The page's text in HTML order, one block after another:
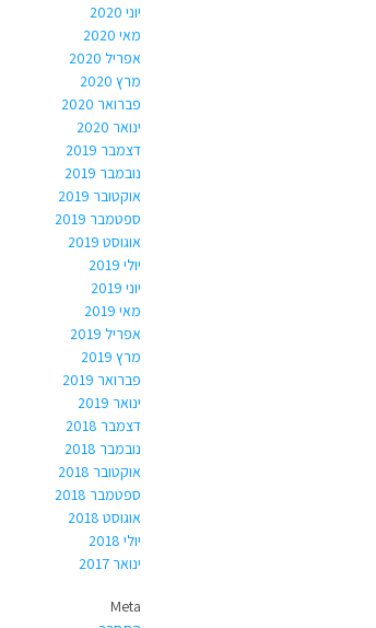
יוני 2020
מאי 2020
אפריל 2020
מרץ 2020
פברואר 2020
ינואר 2020
דצמבר 2019
נובמבר 2019
אוקטובר 2019
ספטמבר 2019
אוגוסט 2019
יולי 2019
יוני 2019
מאי 2019
אפריל 2019
מרץ 2019
פברואר 2019
ינואר 2019
דצמבר 2018
נובמבר 2018
אוקטובר 2018
ספטמבר 2018
אוגוסט 2018
יולי 2018
ינואר 2017
Meta